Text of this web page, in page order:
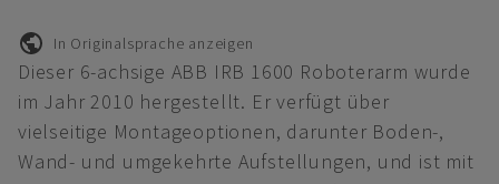
In Originalsprache anzeigen
Dieser 6-achsige ABB IRB 1600 Roboterarm wurde
im Jahr 2010 hergestellt. Er verfügt über
vielseitige Montageoptionen, darunter Boden-,
Wand- und umgekehrte Aufstellungen, und ist mit